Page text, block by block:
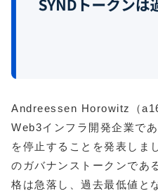
Andreessen Horowitz（
Web3インフラ開発企業で
を停止することを発表しま
のガバナンストークンであ
格は急落し、過去最低値と